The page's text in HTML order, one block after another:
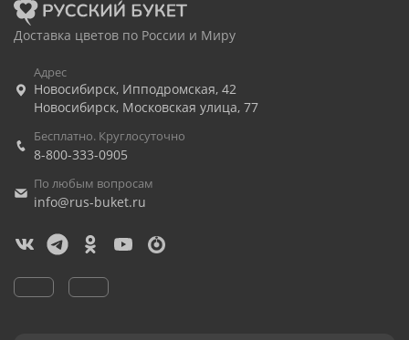
Доставка цветов по России и Миру
Адрес
Новосибирск, Ипподромская, 42
Новосибирск, Московская улица, 77
Бесплатно. Круглосуточно
8-800-333-0905
По любым вопросам
info@rus-buket.ru